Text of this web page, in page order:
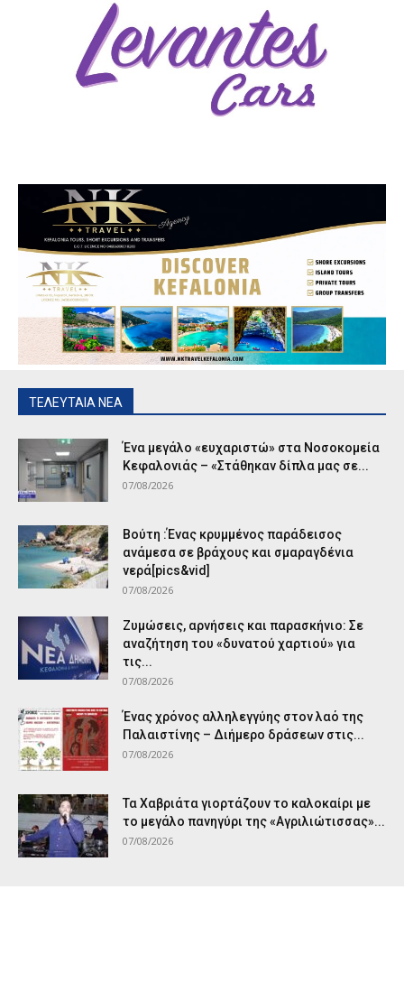
ΤΕΛΕΥΤΑΙΑ ΝΕΑ
Ένα μεγάλο «ευχαριστώ» στα Νοσοκομεία
Κεφαλονιάς – «Στάθηκαν δίπλα μας σε...
07/08/2026
Βούτη :Ένας κρυμμένος παράδεισος
ανάμεσα σε βράχους και σμαραγδένια
νερά[pics&vid]
07/08/2026
Ζυμώσεις, αρνήσεις και παρασκήνιο: Σε
αναζήτηση του «δυνατού χαρτιού» για
τις...
07/08/2026
Ένας χρόνος αλληλεγγύης στον λαό της
Παλαιστίνης – Διήμερο δράσεων στις...
07/08/2026
Τα Χαβριάτα γιορτάζουν το καλοκαίρι με
το μεγάλο πανηγύρι της «Αγριλιώτισσας»...
07/08/2026